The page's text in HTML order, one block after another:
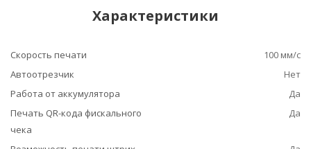
Характеристики
Скорость печати
100 мм/с
Автоотрезчик
Нет
Работа от аккумулятора
Да
Печать QR-кода фискального
чека
Да